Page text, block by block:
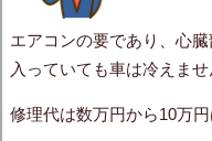
エアコンの要であり、心
入っていても車は冷えませ
修理代は数万円から10万